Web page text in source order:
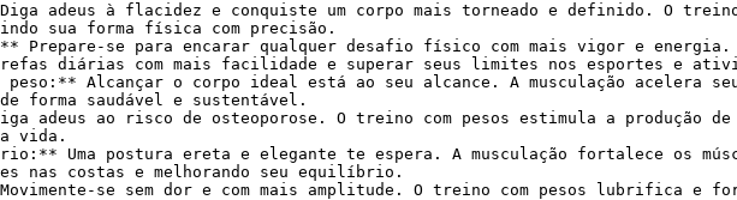
adeus à flacidez e conquiste um corpo mais torneado e definido. O treino
sua forma física com precisão.
Prepare-se para encarar qualquer desafio físico com mais vigor e energia.
diárias com mais facilidade e superar seus limites nos esportes e
Alcançar o corpo ideal está ao seu alcance. A musculação acelera seu
forma saudável e sustentável.
adeus ao risco de osteoporose. O treino com pesos estimula a produção de
vida.
Uma postura ereta e elegante te espera. A musculação fortalece os
nas costas e melhorando seu equilíbrio.
se sem dor e com mais amplitude. O treino com pesos lubrifica